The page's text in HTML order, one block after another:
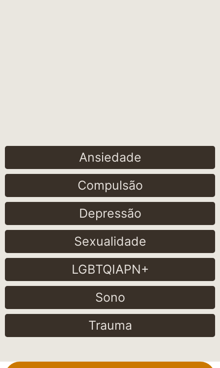
Ansiedade
Compulsão
Depressão
Sexualidade
LGBTQIAPN+
Sono
Trauma